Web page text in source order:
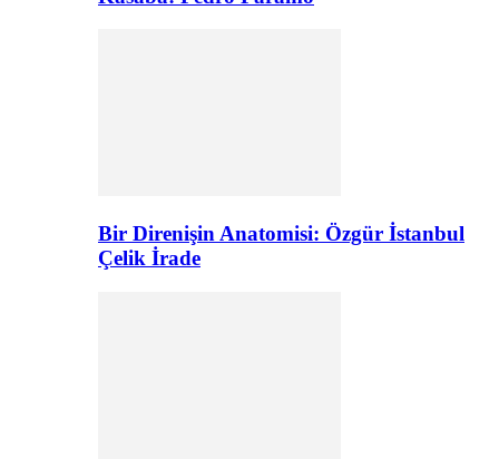
Bir Direnişin Anatomisi: Özgür İstanbul
Çelik İrade